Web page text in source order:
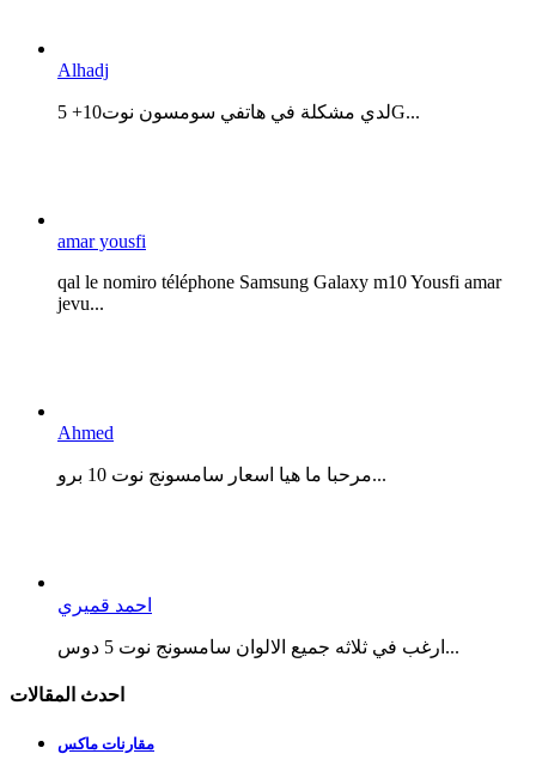
Alhadj
لدي مشكلة في هاتفي سومسون نوت10+ 5G...
amar yousfi
qal le nomiro téléphone Samsung Galaxy m10 Yousfi amar
jevu...
Ahmed
مرحبا ما هيا اسعار سامسونج نوت 10 برو...
احمد قميري
ارغب في ثلاثه جميع الالوان سامسونج نوت 5 دوس...
احدث المقالات
مقارنات ماكس